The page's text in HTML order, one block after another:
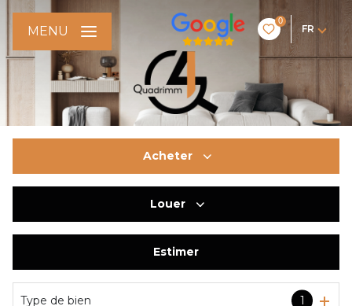
0
FR
MENU
Acheter
De l'immo pro
Louer
Estimer
Type de bien 1